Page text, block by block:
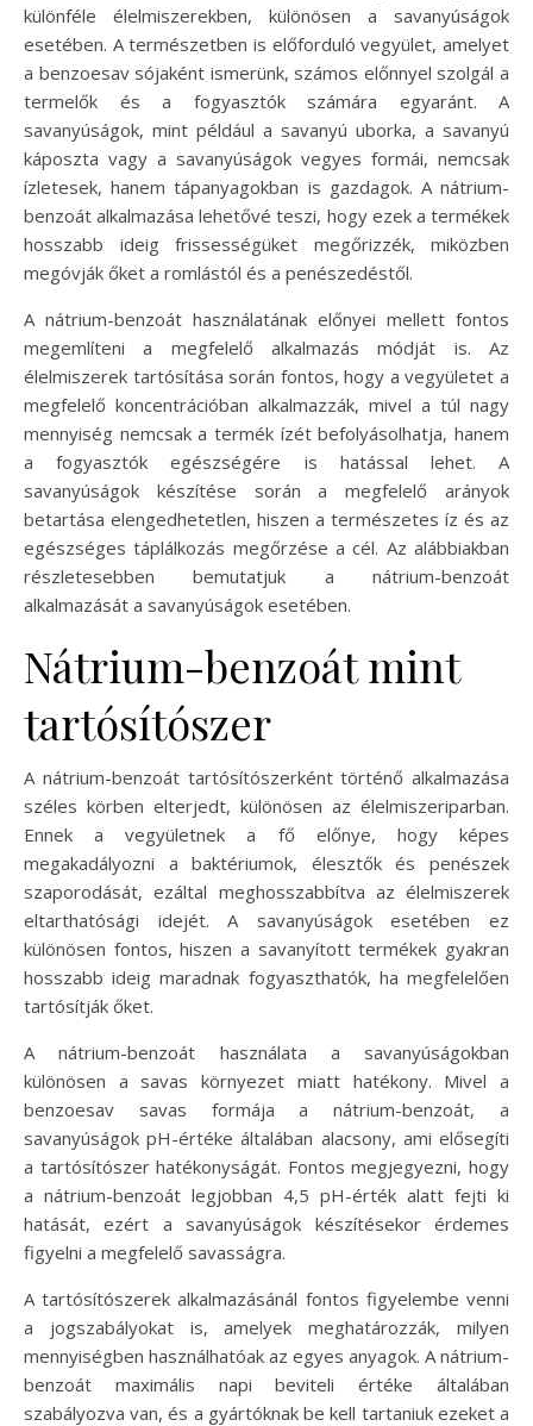
különféle élelmiszerekben, különösen a savanyúságok
esetében. A természetben is előforduló vegyület, amelyet
a benzoesav sójaként ismerünk, számos előnnyel szolgál a
termelők és a fogyasztók számára egyaránt. A
savanyúságok, mint például a savanyú uborka, a savanyú
káposzta vagy a savanyúságok vegyes formái, nemcsak
ízletesek, hanem tápanyagokban is gazdagok. A nátrium-
benzoát alkalmazása lehetővé teszi, hogy ezek a termékek
hosszabb ideig frissességüket megőrizzék, miközben
megóvják őket a romlástól és a penészedéstől.
A nátrium-benzoát használatának előnyei mellett fontos
megemlíteni a megfelelő alkalmazás módját is. Az
élelmiszerek tartósítása során fontos, hogy a vegyületet a
megfelelő koncentrációban alkalmazzák, mivel a túl nagy
mennyiség nemcsak a termék ízét befolyásolhatja, hanem
a fogyasztók egészségére is hatással lehet. A
savanyúságok készítése során a megfelelő arányok
betartása elengedhetetlen, hiszen a természetes íz és az
egészséges táplálkozás megőrzése a cél. Az alábbiakban
részletesebben bemutatjuk a nátrium-benzoát
alkalmazását a savanyúságok esetében.
Nátrium-benzoát mint
tartósítószer
A nátrium-benzoát tartósítószerként történő alkalmazása
széles körben elterjedt, különösen az élelmiszeriparban.
Ennek a vegyületnek a fő előnye, hogy képes
megakadályozni a baktériumok, élesztők és penészek
szaporodását, ezáltal meghosszabbítva az élelmiszerek
eltarthatósági idejét. A savanyúságok esetében ez
különösen fontos, hiszen a savanyított termékek gyakran
hosszabb ideig maradnak fogyaszthatók, ha megfelelően
tartósítják őket.
A nátrium-benzoát használata a savanyúságokban
különösen a savas környezet miatt hatékony. Mivel a
benzoesav savas formája a nátrium-benzoát, a
savanyúságok pH-értéke általában alacsony, ami elősegíti
a tartósítószer hatékonyságát. Fontos megjegyezni, hogy
a nátrium-benzoát legjobban 4,5 pH-érték alatt fejti ki
hatását, ezért a savanyúságok készítésekor érdemes
figyelni a megfelelő savasságra.
A tartósítószerek alkalmazásánál fontos figyelembe venni
a jogszabályokat is, amelyek meghatározzák, milyen
mennyiségben használhatóak az egyes anyagok. A nátrium-
benzoát maximális napi beviteli értéke általában
szabályozva van, és a gyártóknak be kell tartaniuk ezeket a